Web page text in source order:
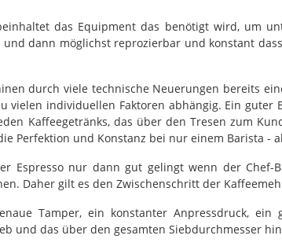
das Equipment das benötigt wird, um
dann möglichst reprozierbar und konstant
durch viele technische Neuerungen bereits
vielen individuellen Faktoren abhängig. Ein
Kaffeegetränks, das über den Tresen zum
Perfektion und Konstanz bei nur einem Barista -
Espresso nur dann gut gelingt wenn der
Daher gilt es den Zwischenschritt der
Tamper, ein konstanter Anpressdruck,
und das über den gesamten Siebdurchmesser